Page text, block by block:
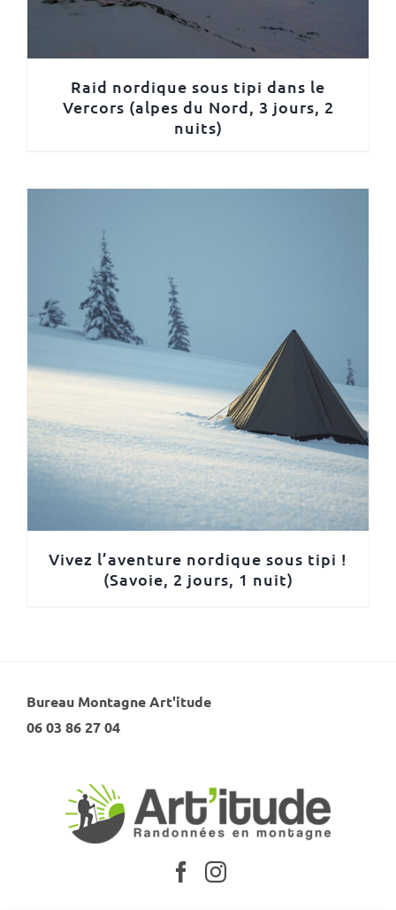
Raid nordique sous tipi dans le
Vercors (alpes du Nord, 3 jours, 2
nuits)
Vivez l’aventure nordique sous tipi !
(Savoie, 2 jours, 1 nuit)
Bureau Montagne Art'itude
06 03 86 27 04